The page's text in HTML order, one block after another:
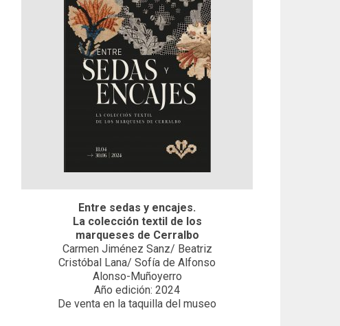
Entre sedas y encajes.
La colección textil de los
marqueses de Cerralbo
Carmen Jiménez Sanz/ Beatriz
Cristóbal Lana/ Sofía de Alfonso
Alonso-Muñoyerro
Año edición: 2024
De venta en la taquilla del museo